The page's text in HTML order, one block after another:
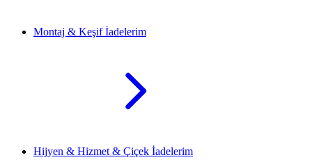
Montaj & Keşif İadelerim
Hijyen & Hizmet & Çiçek İadelerim